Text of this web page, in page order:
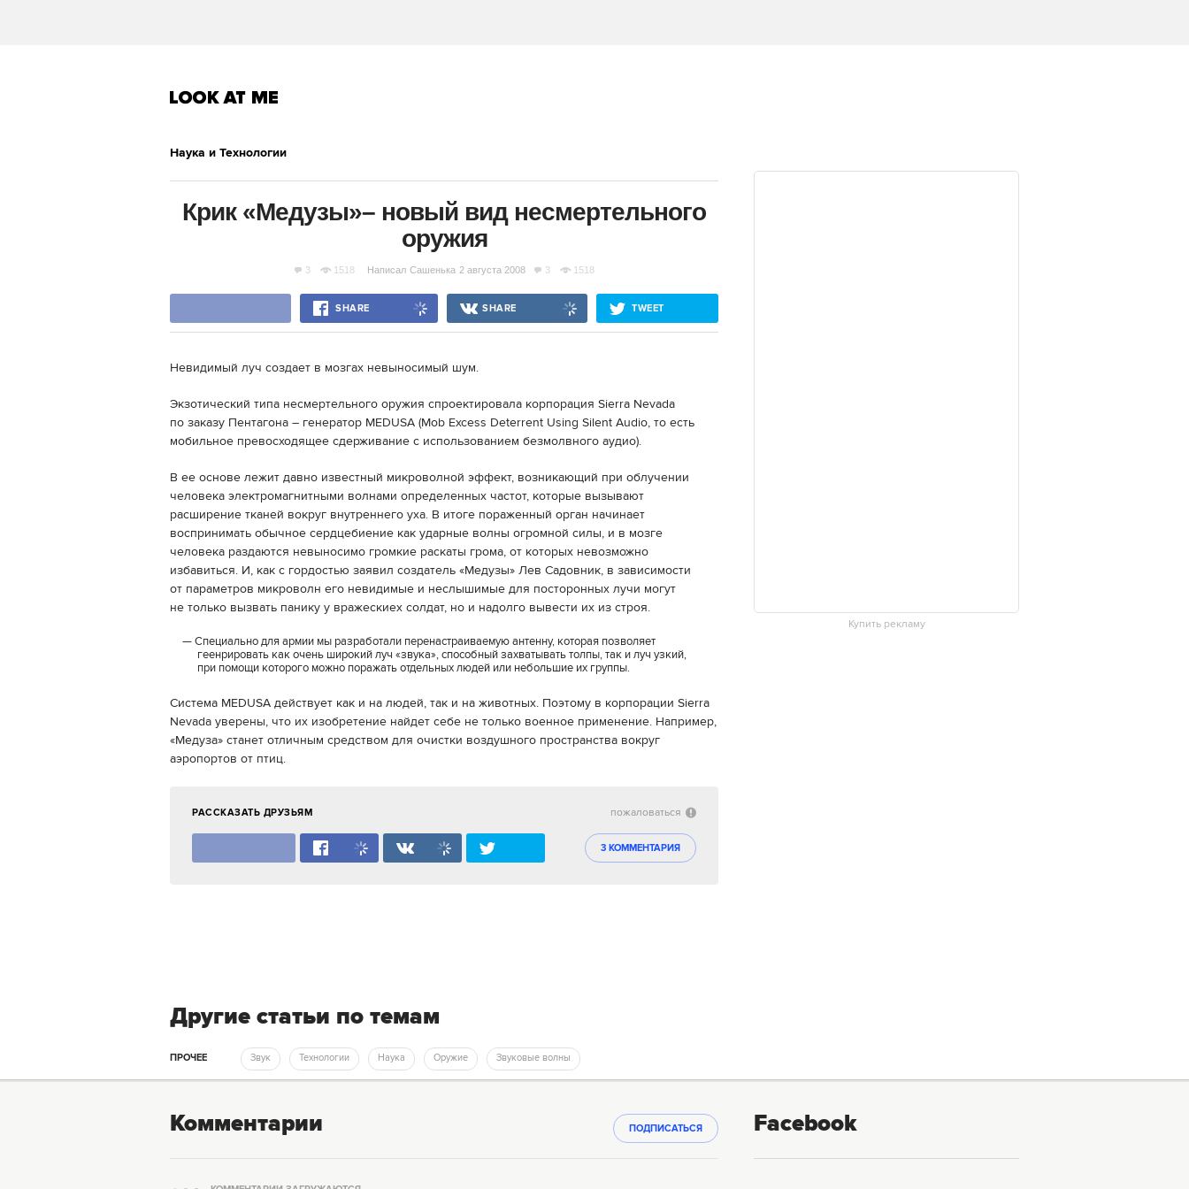
Наука и Технологии
Крик «Медузы»– новый вид несмертельного
оружия
3 1518 Написал Сашенька 2 августа 2008 3 1518
SHARE SHARE TWEET
Невидимый луч создает в мозгах невыносимый шум.
Экзотический типа несмертельного оружия спроектировала корпорация Sierra Nevada
по заказу Пентагона – генератор MEDUSA (Mob Excess Deterrent Using Silent Audio, то есть
мобильное превосходящее сдерживание с использованием безмолвного аудио).
В ее основе лежит давно известный микроволной эффект, возникающий при облучении
человека электромагнитными волнами определенных частот, которые вызывают
расширение тканей вокруг внутреннего уха. В итоге пораженный орган начинает
воспринимать обычное сердцебиение как ударные волны огромной силы, и в мозге
человека раздаются невыносимо громкие раскаты грома, от которых невозможно
избавиться. И, как с гордостью заявил создатель «Медузы» Лев Садовник, в зависимости
от параметров микроволн его невидимые и неслышимые для посторонных лучи могут
не только вызвать панику у вражескиех солдат, но и надолго вывести их из строя.
Специально для армии мы разработали перенастраиваемую антенну, которая позволяет
геенрировать как очень широкий луч «звука», способный захватывать толпы, так и луч узкий,
при помощи которого можно поражать отдельных людей или небольшие их группы.
Система MEDUSA действует как и на людей, так и на животных. Поэтому в корпорации Sierra
Nevada уверены, что их изобретение найдет себе не только военное применение. Например,
«Медуза» станет отличным средством для очистки воздушного пространства вокруг
аэропортов от птиц.
РАССКАЗАТЬ ДРУЗЬЯМ
3 КОММЕНТАРИЯ
пожаловаться
Купить рекламу
Другие статьи по темам
ПРОЧЕЕ Звук Технологии Наука Оружие Звуковые волны
Комментарии ПОДПИСАТЬСЯ Facebook